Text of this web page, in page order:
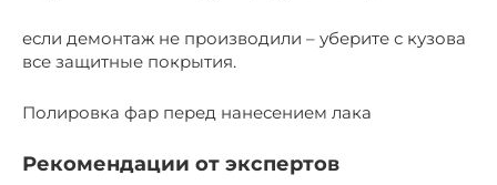
если демонтаж не производили – уберите с кузова
все защитные покрытия.
Полировка фар перед нанесением лака
Рекомендации от экспертов